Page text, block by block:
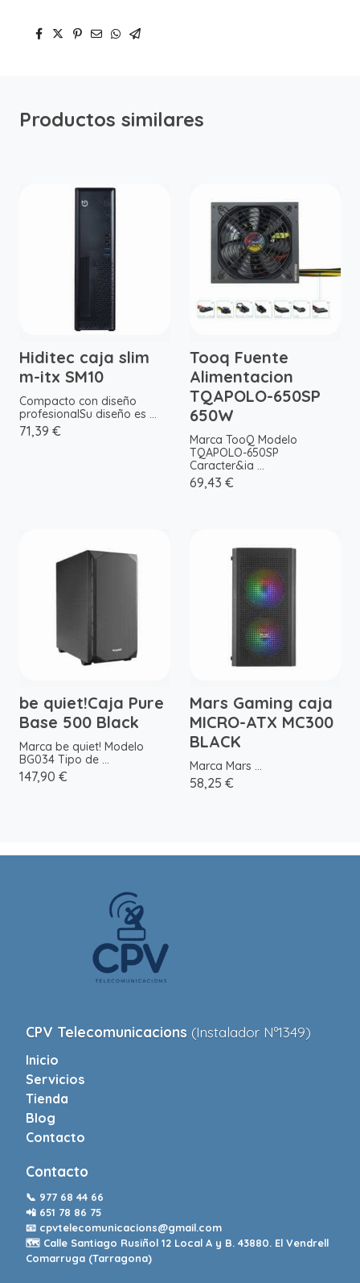
Productos similares
Hiditec caja slim
m-itx SM10
Compacto con diseño
profesionalSu diseño es ...
71,39 €
Tooq Fuente
Alimentacion
TQAPOLO-650SP
650W
Marca TooQ Modelo
TQAPOLO-650SP
Caracter&ia ...
69,43 €
be quiet!Caja Pure
Base 500 Black
Marca be quiet! Modelo
BG034 Tipo de ...
147,90 €
Mars Gaming caja
MICRO-ATX MC300
BLACK
Marca Mars ...
58,25 €
CPV Telecomunicacions (Instalador Nº1349)
Inicio
Servicios
Tienda
Blog
Contacto
Contacto
📞 977 68 44 66
📲 651 78 86 75
📧 cpvtelecomunicacions@gmail.com
🗺️ Calle Santiago Rusiñol 12 Local A y B. 43880. El Vendrell
Comarruga (Tarragona)